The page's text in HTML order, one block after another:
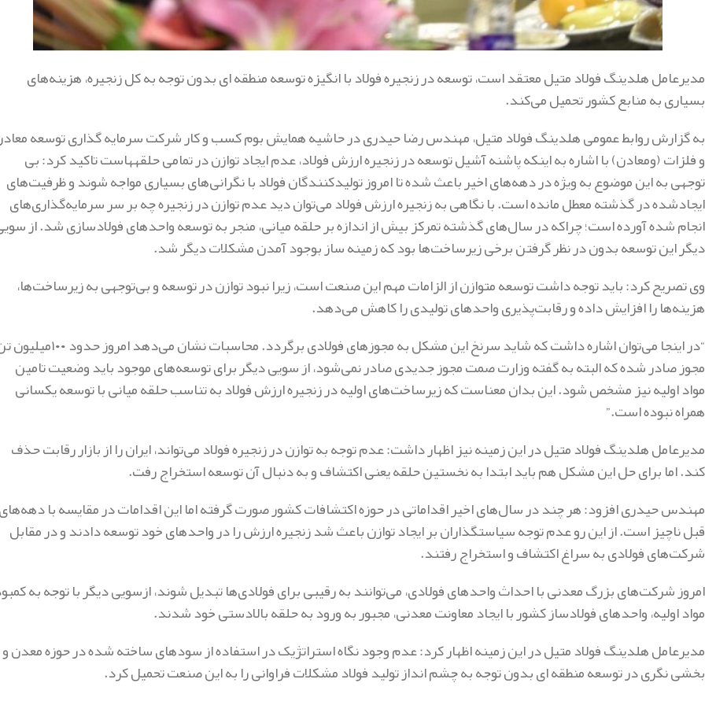
مدیرعامل هلدینگ فولاد متیل معتقد است، توسعه در زنجیره فولاد با انگیزه توسعه منطقه ای بدون توجه به کل زنجیره، هزینه‌های
بسیاری به منابع کشور تحمیل می‌کند.
به گزارش روابط عمومی هلدینگ فولاد متیل، مهندس رضا حیدری در حاشیه همایش بوم کسب و کار شرکت سرمایه گذاری توسعه
و فلزات (ومعادن) با اشاره به اینکه پاشنه آشیل توسعه در زنجیره ارزش فولاد، عدم ایجاد توازن در تمامی حلقه‎هاست تاکید کرد: بی
توجهی به این موضوع به ویژه در دهه‌های اخیر باعث شده تا امروز تولیدکنندگان فولاد با نگرانی‌های بسیاری مواجه شوند و ظرفیت‌های
ایجادشده در گذشته معطل مانده است. با نگاهی به زنجیره ارزش فولاد می‌توان دید عدم توازن در زنجیره چه بر سر سرمایه‌گذاری‌های
انجام شده آورده است؛ چراکه در سال‌های گذشته تمرکز بیش از اندازه بر حلقه میانی، منجر به توسعه واحدهای فولادسازی شد. از
دیگر این توسعه بدون در نظر گرفتن برخی زیرساخت‌ها بود که زمینه ساز بوجود آمدن مشکلات دیگر شد.
وی تصریح کرد: باید توجه داشت توسعه متوازن از الزامات مهم این صنعت است، زیرا نبود توازن در توسعه و بی‌توجهی به زیرساخت‌ها،
هزینه‌ها را افزایش داده و رقابت‌پذیری واحدهای تولیدی را کاهش می‌دهد.
“در اینجا می‌توان اشاره داشت که شاید سرنخ این مشکل به مجوزهای فولادی برگردد. محاسبات نشان می‌دهد
مجوز صادر شده که البته به گفته وزارت صمت مجوز جدیدی صادر نمی‌شود، از سویی دیگر برای توسعه‌های موجود باید وضعیت تامین
مواد اولیه نیز مشخص شود. این بدان معناست که زیرساخت‌های اولیه در زنجیره ارزش فولاد به تناسب حلقه میانی با توسعه یکسانی
همراه نبوده است.”
مدیرعامل هلدینگ فولاد متیل در این زمینه نیز اظهار داشت: عدم توجه به توازن در زنجیره فولاد می‌تواند، ایران را از بازار رقابت حذف
کند. اما برای حل این مشکل هم باید ابتدا به نخستین حلقه یعنی اکتشاف و به دنبال آن توسعه استخراج رفت.
مهندس حیدری افزود: هر چند در سال‌های اخیر اقداماتی در حوزه اکتشافات کشور صورت گرفته اما این اقدامات در مقایسه با دهه‌های
قبل ناچیز است. از این رو عدم توجه سیاستگذاران بر ایجاد توازن باعث شد زنجیره ارزش را در واحدهای خود توسعه دادند و در مقابل
شرکت‌های فولادی به سراغ اکتشاف و استخراج رفتند.
امروز شرکت‌های بزرگ معدنی با احداث واحدهای فولادی، می‌توانند به رقیبی برای فولادی‌ها تبدیل شوند، ازسویی دیگر با توجه به
مواد اولیه، واحدهای فولادساز کشور با ایجاد معاونت معدنی، مجبور به ورود به حلقه بالادستی خود شدند.
مدیرعامل هلدینگ فولاد متیل در این زمینه اظهار کرد: عدم وجود نگاه استراتژیک در استفاده از سودهای ساخته شده در حوزه معدن و
بخشی نگری در توسعه منطقه ای بدون توجه به چشم انداز تولید فولاد مشکلات فراوانی را به این صنعت تحمیل کرد.